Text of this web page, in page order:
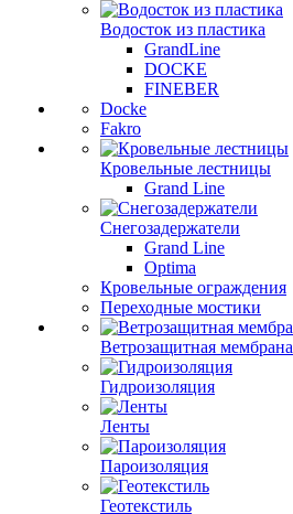
Водосток из пластика
GrandLine
DOCKE
FINEBER
Docke
Fakro
Кровельные лестницы
Grand Line
Снегозадержатели
Grand Line
Optima
Кровельные ограждения
Переходные мостики
Ветрозащитная мембрана
Гидроизоляция
Ленты
Пароизоляция
Геотекстиль